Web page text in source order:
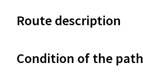
Route description
Condition of the path